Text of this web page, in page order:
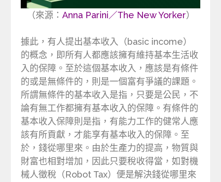
（來源： Anna Parini／The New Yorker）
據此，有人提出基本收入（basic income）
的概念，即所有人都應該擁有維持基本生活收
入的保障。至於這個基本收入，應該是有條件
的或是無條件的，則是一個富有爭議的課題。
所謂無條件的基本收入是指，只要是公民，不
論有無工作都擁有基本收入的保障。有條件的
基本收入保障則是指，有能力工作的健常人應
該有所貢獻，才能享有基本收入的保障。至
於，錢從哪里來。由於生產力的提高，物質與
財富也相對增加，因此只要稅收得當，如對機
械人徵稅（Robot Tax）便是解決錢從哪里來